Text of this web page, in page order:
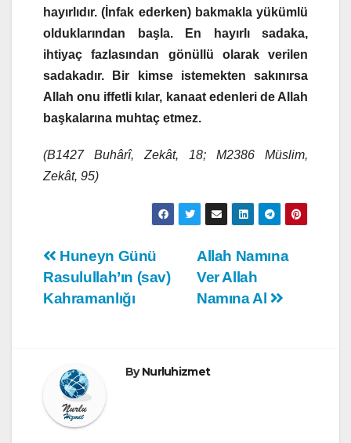
hayırlıdır. (İnfak ederken) bakmakla yükümlü
olduklarından başla. En hayırlı sadaka,
ihtiyaç fazlasından gönüllü olarak verilen
sadakadır. Bir kimse istemekten sakınırsa
Allah onu iffetli kılar, kanaat edenleri de Allah
başkalarına muhtaç etmez.
(B1427 Buhârî, Zekât, 18; M2386 Müslim,
Zekât, 95)
Yazı
gezinmesi
Allah Namına
Ver Allah
Namına Al
Huneyn Günü
Rasulullah’ın (sav)
Kahramanlığı
ByNurluhizmet